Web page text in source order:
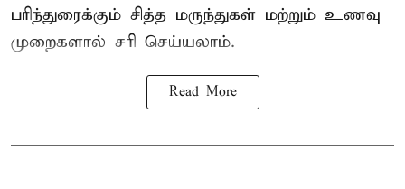
பரிந்துரைக்கும் சித்த மருந்துகள் மற்றும் உணவு
முறைகளால் சரி செய்யலாம்.
Read More